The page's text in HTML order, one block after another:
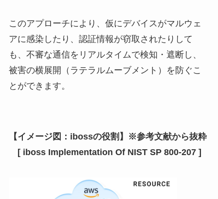
このアプローチにより、仮にデバイスがマルウェ
アに感染したり、認証情報が窃取されたりして
も、不審な通信をリアルタイムで検知・遮断し、
被害の横展開（ラテラルムーブメント）を防ぐこ
とができます。
【イメージ図：ibossの役割】※参考文献から抜粋
[ iboss Implementation Of NIST SP 800-207 ]